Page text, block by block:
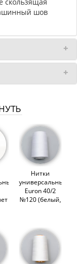
шов
Нитки
универсальные
Euron 40/2
№120 (белый,